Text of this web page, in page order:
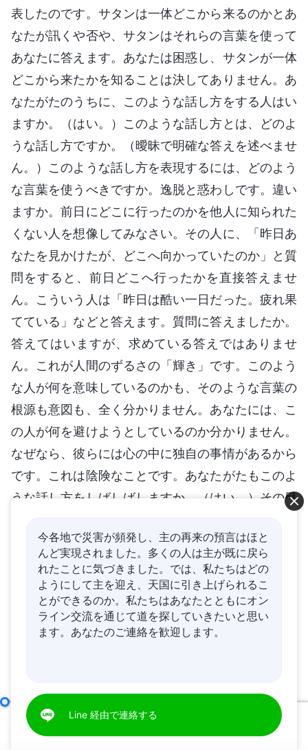
表したのです。サタンは一体どこから来るのかとあ
なたが訊くや否や、サタンはそれらの言葉を使って
あなたに答えます。あなたは困惑し、サタンが一体
どこから来たかを知ることは決してありません。あ
なたがたのうちに、このような話し方をする人はい
ますか。（はい。）このような話し方とは、どのよ
うな話し方ですか。（曖昧で明確な答えを述べませ
ん。）このような話し方を表現するには、どのよう
な言葉を使うべきですか。逸脱と惑わしです。違い
ますか。前日にどこに行ったのかを他人に知られた
くない人を想像してみなさい。その人に、「昨日あ
なたを見かけたが、どこへ向かっていたのか」と質
問をすると、前日どこへ行ったかを直接答えませ
ん。こういう人は「昨日は酷い一日だった。疲れ果
てている」などと答えます。質問に答えましたか。
答えてはいますが、求めている答えではありませ
ん。これが人間のずるさの「輝き」です。このよう
な人が何を意味しているのかも、そのような言葉の
根源も意図も、全く分かりません。あなたには、こ
の人が何を避けようとしているのか分かりません。
なぜなら、彼らには心の中に独自の事情があるから
です。これは陰険なことです。あなたがたもこのよ
うな話し方をしばしばしますか。（はい。）その目
と、あるいは自分の地位や体面を保つこと、私生活
の秘密を守ること、自分の評判を守ることが目的で
すか。目的が何であれ、自分の利益と不可分、利益
と関係があります。それは人間の本性ではありませ
んか。このような本性を持った人はすべて、サタン
す。今、あなたがたも嫌悪を感じていますね。（は
い。）
今各地で災害が頻発し、主の再来の預言はほと
んど実現されました。多くの人は主が既に戻ら
れたことに気づきました。では、私たちはどの
ようにして主を迎え、天国に引き上げられるこ
とができるのか。私たちはあなたとともにオン
ライン交流を通じて道を探していきたいと思い
ます。あなたのご連絡を歓迎します。
Line 経由で連絡する
唯一無二の神自身 ４